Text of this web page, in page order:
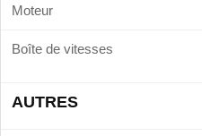
Moteur
Boîte de vitesses
AUTRES